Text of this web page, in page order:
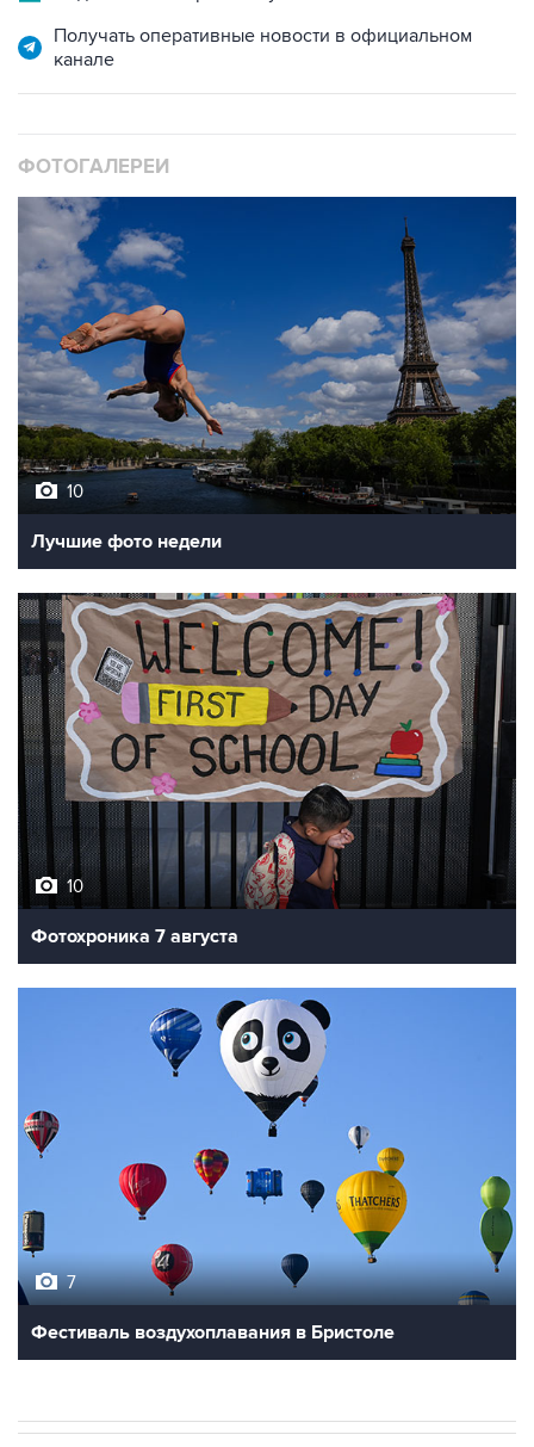
10
Лучшие фото недели
10
Фотохроника 7 августа
Фестиваль воздухоплавания в Бристоле